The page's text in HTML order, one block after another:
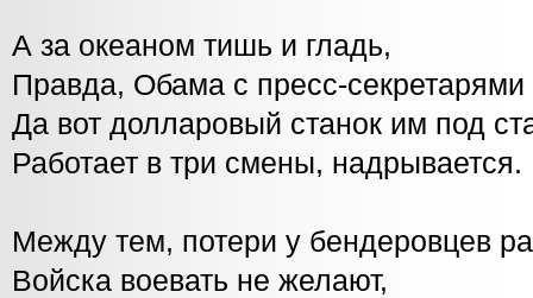
А за океаном тишь и гладь,
Правда, Обама с пресс-секретарями
Да вот долларовый станок им под
Работает в три смены, надрывается.
Между тем, потери у бендеровцев
Войска воевать не желают,